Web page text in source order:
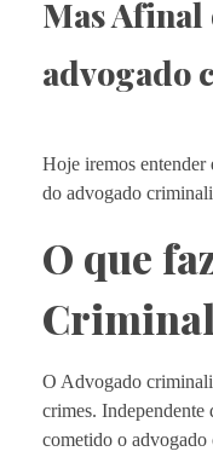
Mas Afinal
advogado
Hoje iremos entender
do advogado
O que
O Advogado
crimes.
cometido o advogado